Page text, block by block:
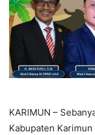
KARIMUN –
Kabupaten